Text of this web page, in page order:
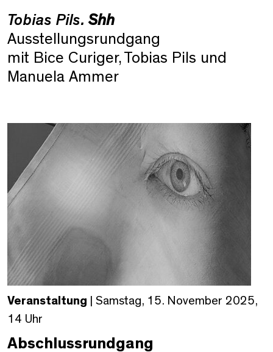
Tobias Pils. Shh
Ausstellungsrundgang
mit Bice Curiger, Tobias Pils und
Manuela Ammer
Veranstaltung | Samstag, 15. November 2025,
14 Uhr
Abschlussrundgang